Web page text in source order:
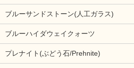
ブルーサンドストーン(人工ガラス)
ブルーハイダウェイクォーツ
プレナイト(ぶどう石/Prehnite)